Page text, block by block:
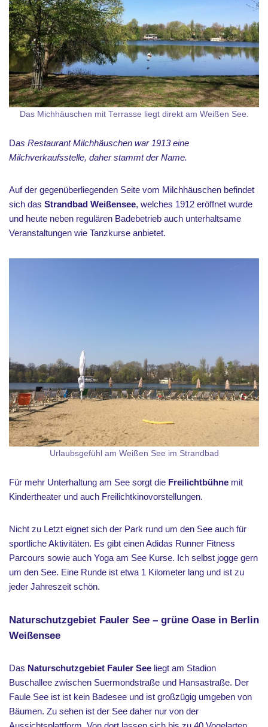
Das Michhäuschen mit Terrasse liegt direkt am Weißen See.
Das Restaurant Milchhäuschen war 1913 eine
Milchverkaufsstelle, daher stammt der Name.
Auf der gegenüberliegenden Seite vom Milchhäuschen befindet
sich das Strandbad Weißensee, welches 1912 eröffnet wurde
und heute neben regulären Badebetrieb auch unterhaltsame
Veranstaltungen wie Tanzkurse anbietet.
Urlaubsgefühl am Weißen See im Strandbad
Für mehr Unterhaltung am See sorgt die Freilichtbühne mit
Kindertheater und auch Freilichtkinovorstellungen.
Nicht zu Letzt eignet sich der Park rund um den See auch für
sportliche Aktivitäten. Es gibt einen Adidas Runner Fitness
Parcours sowie auch Yoga am See Kurse. Ich selbst jogge gern
um den See. Eine Runde ist etwa 1 Kilometer lang und ist zu
jeder Jahreszeit schön.
Naturschutzgebiet Fauler See – grüne Oase in Berlin
Weißensee
Das Naturschutzgebiet Fauler See liegt am Stadion
Buschallee zwischen Suermondstraße und Hansastraße. Der
Faule See ist ist kein Badesee und ist großzügig umgeben von
Bäumen. Zu sehen ist der See daher nur von der